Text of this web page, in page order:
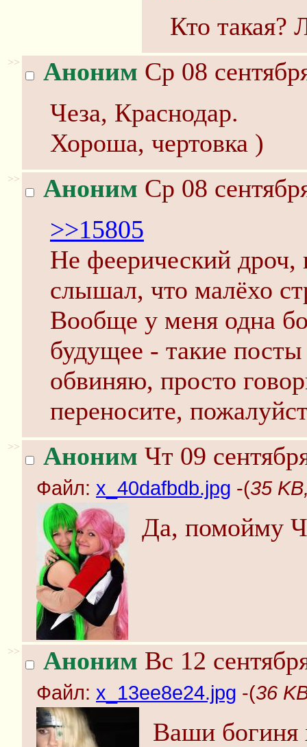
Кто такая?
>> Аноним Ср 08
Чеза, Краснодар.
Хороша, чертовка )
>> Аноним Ср 08
>>15805
Не феерический дроч,
слышал, что малёхо
Вообще у меня одна
будущее - такие
обвиняю, просто
переносите,
>> Аноним Чт 09
Файл: x_40dafbdb.jpg -(35
Да, помойму
>> Аноним Вс 12
Файл: x_13ee8e24.jpg -(36
Ваши богиня